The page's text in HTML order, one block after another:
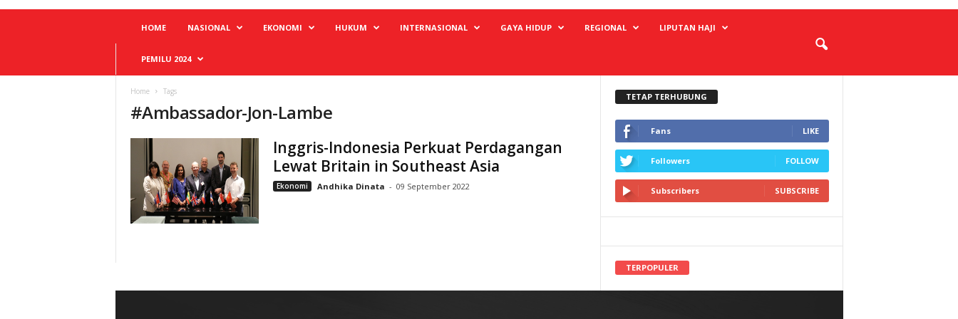
HOME NASIONAL EKONOMI HUKUM INTERNASIONAL GAYA HIDUP REGIONAL LIPUTAN HAJI
PEMILU 2024
Home Tags
#Ambassador-Jon-Lambe
Inggris-Indonesia Perkuat Perdagangan
Lewat Britain in Southeast Asia
Ekonomi Andhika Dinata - 09 September 2022
TETAP TERHUBUNG
Fans LIKE
Followers FOLLOW
Subscribers SUBSCRIBE
TERPOPULER